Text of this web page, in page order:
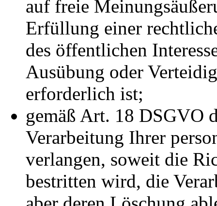
auf freie
Erfüllung einer
des öffentlichen
Ausübung oder
erforderlich ist;
gemäß Art. 18 DSGVO
Verarbeitung Ihrer
verlangen, soweit die
bestritten wird, die